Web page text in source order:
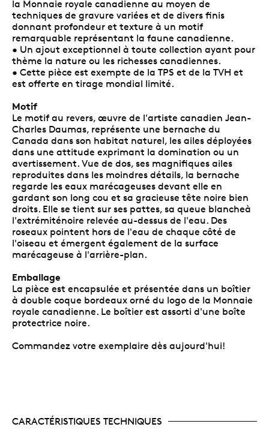
la Monnaie royale canadienne au moyen de
techniques de gravure variées et de divers finis
donnant profondeur et texture à un motif
remarquable représentant la faune canadienne.
• Un ajout exceptionnel à toute collection ayant pour
thème la nature ou les richesses canadiennes.
• Cette pièce est exempte de la TPS et de la TVH et
est offerte en tirage mondial limité.
Motif
Le motif au revers, œuvre de l'artiste canadien Jean-
Charles Daumas, représente une bernache du
Canada dans son habitat naturel, les ailes déployées
dans une attitude exprimant la domination ou un
avertissement. Vue de dos, ses magnifiques ailes
reproduites dans les moindres détails, la bernache
regarde les eaux marécageuses devant elle en
gardant son long cou et sa gracieuse tête noire bien
droits. Elle se tient sur ses pattes, sa queue blancheà
l'extrémiténoire relevée au-dessus de l'eau. Des
roseaux pointent hors de l'eau de chaque côté de
l'oiseau et émergent également de la surface
marécageuse à l'arrière-plan.
Emballage
La pièce est encapsulée et présentée dans un boîtier
à double coque bordeaux orné du logo de la Monnaie
royale canadienne. Le boîtier est assorti d'une boîte
protectrice noire.
Commandez votre exemplaire dès aujourd'hui!
CARACTÉRISTIQUES TECHNIQUES